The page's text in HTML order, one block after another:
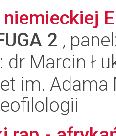
2 ,
dr Marcin
im.